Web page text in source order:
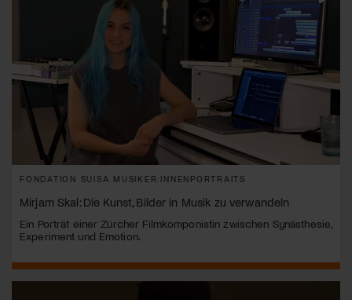
FONDATION SUISA MUSIKER:INNENPORTRAITS
Mirjam Skal: Die Kunst, Bilder in Musik zu verwandeln
Ein Porträt einer Zürcher Filmkomponistin zwischen Synästhesie,
Experiment und Emotion.